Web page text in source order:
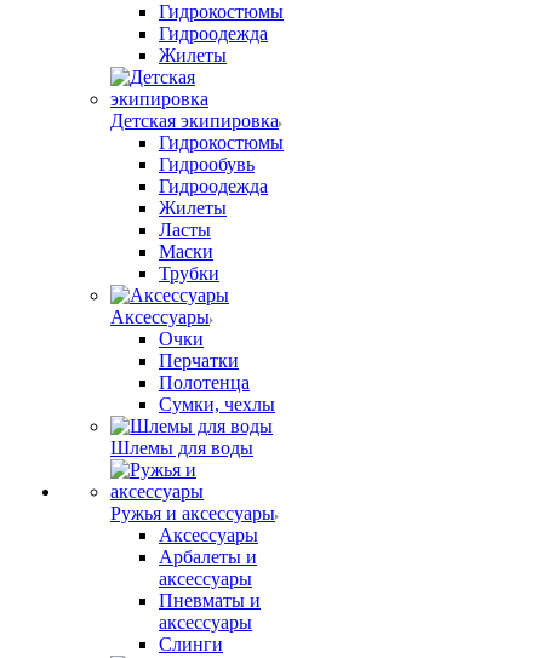
Гидрокостюмы
Гидроодежда
Жилеты
Детская экипировка
Гидрокостюмы
Гидрообувь
Гидроодежда
Жилеты
Ласты
Маски
Трубки
Аксессуары
Очки
Перчатки
Полотенца
Сумки, чехлы
Шлемы для воды
Ружья и аксессуары
Аксессуары
Арбалеты и
аксессуары
Пневматы и
аксессуары
Слинги